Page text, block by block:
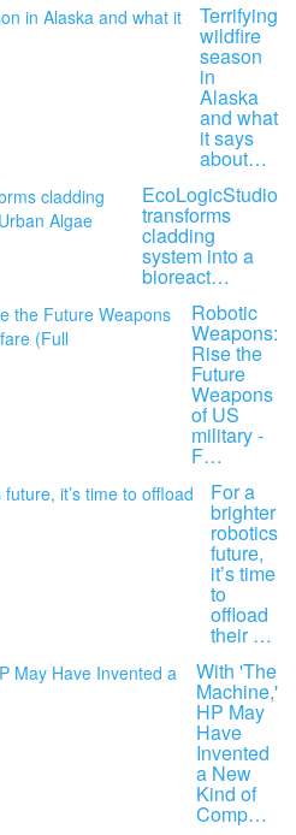
Terrifying
wildfire
season
in
Alaska
and what
it says
about…
EcoLogicStudio
transforms
cladding
system into a
bioreact…
Robotic
Weapons:
Rise the
Future
Weapons
of US
military -
F…
For a
brighter
robotics
future,
it’s time
to
offload
their …
With 'The
Machine,'
HP May
Have
Invented
a New
Kind of
Comp…